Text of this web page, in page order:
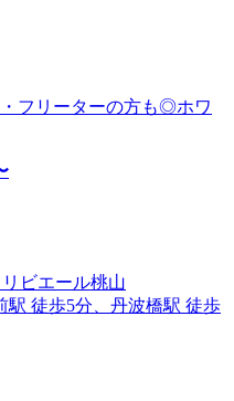
フリーターの方も◎ホワ
ビエール桃山
駅 徒歩5分、丹波橋駅 徒歩